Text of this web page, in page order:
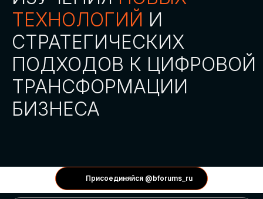
Присоединяйся @bforums_ru
АККРЕДИТАЦИЯ
СМИ
СТАТЬ УЧАСТНИКОМ
ГЛОБАЛЬНАЯ
ЦИФРОВИЗАЦИЯ